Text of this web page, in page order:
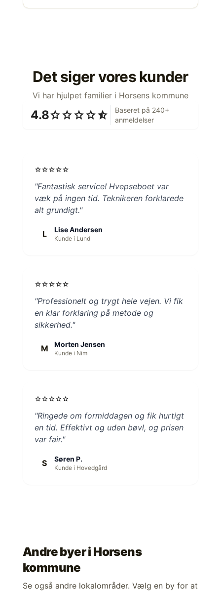
Det siger vores kunder
Vi har hjulpet familier i Horsens kommune
4.8starstarstarstarstar_half
Baseret på 240+
anmeldelser
starstarstarstarstar
"Fantastisk service! Hvepseboet var
væk på ingen tid. Teknikeren forklarede
alt grundigt."
L Lise Andersen
Kunde i Lund
starstarstarstarstar
"Professionelt og trygt hele vejen. Vi fik
en klar forklaring på metode og
sikkerhed."
M Morten Jensen
Kunde i Nim
starstarstarstarstar
"Ringede om formiddagen og fik hurtigt
en tid. Effektivt og uden bøvl, og prisen
var fair."
S Søren P.
Kunde i Hovedgård
Andre byer i Horsens
kommune
Se også andre lokalområder. Vælg en by for at